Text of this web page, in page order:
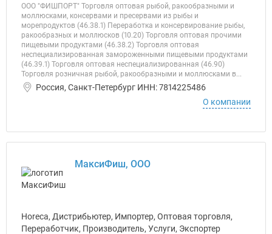
ООО "ФИШПОРТ" Торговля оптовая рыбой, ракообразными и
моллюсками, консервами и пресервами из рыбы и
морепродуктов (46.38.1) Переработка и консервирование рыбы,
ракообразных и моллюсков (10.20) Торговля оптовая прочими
пищевыми продуктами (46.38.2) Торговля оптовая
неспециализированная замороженными пищевыми продуктами
(46.39.1) Торговля оптовая неспециализированная (46.90)
Торговля розничная рыбой, ракообразными и моллюсками в...
Россия, Санкт-Петербург ИНН: 7814225486
О компании
МаксиФиш, ООО
Horeca, Дистрибьютер, Импортер, Оптовая торговля,
Переработчик, Производитель, Услуги, Экспортер